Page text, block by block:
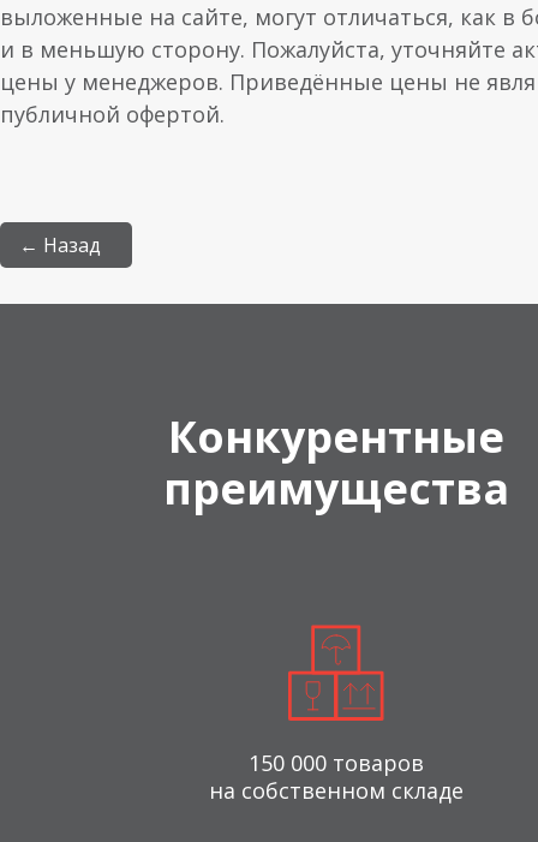
выложенные на сайте, могут отличаться, как в
и в меньшую сторону. Пожалуйста, уточняйте
цены у менеджеров. Приведённые цены не
публичной офертой.
← Назад
Конкурентные
преимущества
150 000 товаров
на собственном складе